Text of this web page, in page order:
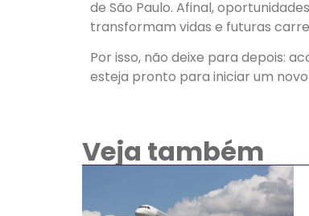
de São Paulo. Afinal,
transformam vidas e futuras
Por isso, não deixe para depois:
esteja pronto para iniciar um
Veja também